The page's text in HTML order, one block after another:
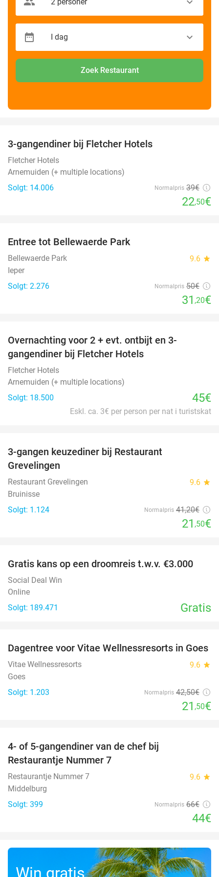
Zoek Restaurant
3-gangendiner bij Fletcher Hotels
Fletcher Hotels
Arnemuiden (+ multiple locations)
Solgt: 14.006
Normalpris 39€
22,50€
Entree tot Bellewaerde Park
Bellewaerde Park 9.6 star
Ieper
Solgt: 2.276
Normalpris 50€
31 ,20€
Overnachting voor 2 + evt. ontbijt en 3-
gangendiner bij Fletcher Hotels
Fletcher Hotels
Arnemuiden (+ multiple locations)
Solgt: 18.500
45€
Eskl. ca. 3€ per person per nat i turistskat
3-gangen keuzediner bij Restaurant
Grevelingen
Restaurant Grevelingen 9.6 star
Bruinisse
Solgt: 1.124
Normalpris 41,20€
21 ,50€
Gratis kans op een droomreis t.w.v. €3.000
Social Deal Win
Online
Solgt: 189.471
Gratis
49%
Dagentree voor Vitae Wellnessresorts in Goes
Vitae Wellnessresorts 9.6 star
Goes
Solgt: 1.203
Normalpris 42,50€
21 ,50€
4- of 5-gangendiner van de chef bij
Restaurantje Nummer 7
Restaurantje Nummer 7 9.6 star
Middelburg
Solgt: 399
Normalpris 66€
44€
Win gratis